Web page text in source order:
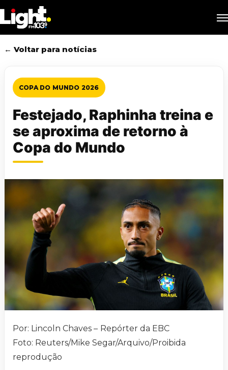
to
main
content
← Voltar para notícias
COPA DO MUNDO 2026
Festejado, Raphinha treina e
se aproxima de retorno à
Copa do Mundo
Por: Lincoln Chaves – Repórter da EBC
Foto: Reuters/Mike Segar/Arquivo/Proibida
reprodução